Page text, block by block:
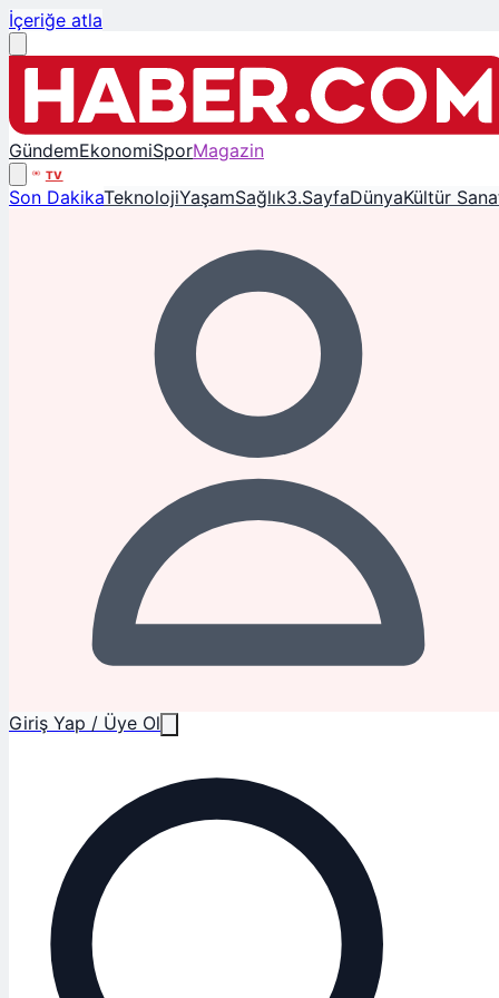
İçeriğe atla
GündemEkonomiSporMagazin
TV
Son DakikaTeknolojiYaşamSağlık3.SayfaDünyaKültür
Giriş Yap / Üye Ol